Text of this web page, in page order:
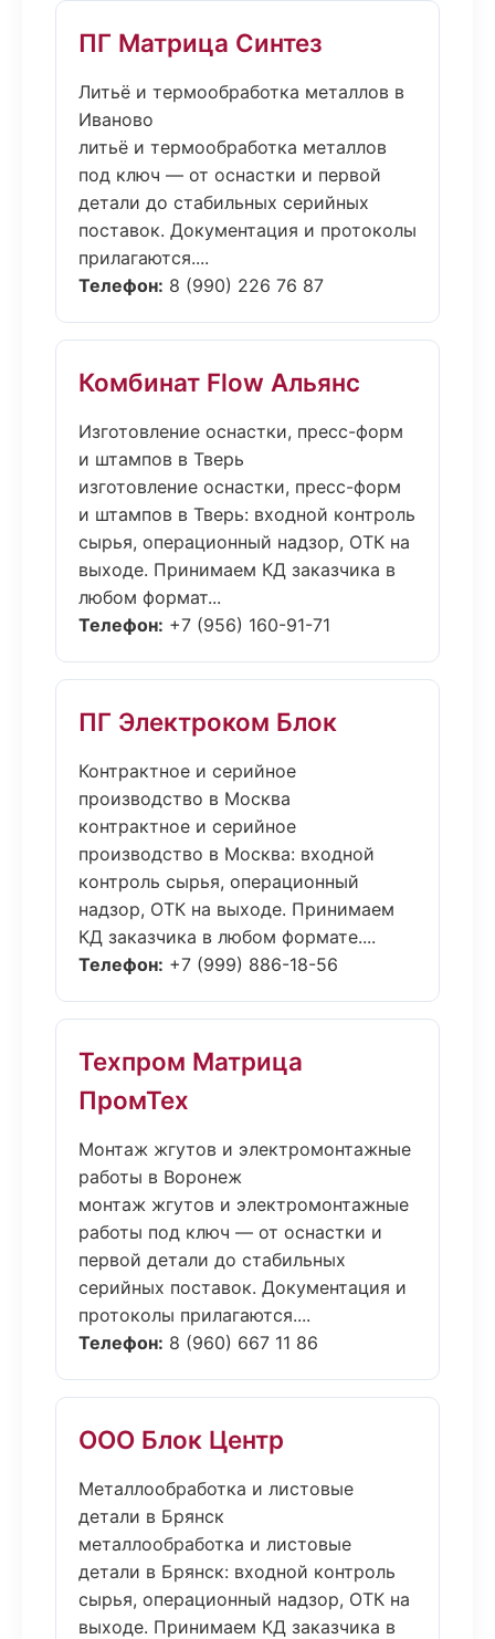
ПГ Матрица Синтез
Литьё и термообработка металлов в
Иваново
литьё и термообработка металлов
под ключ — от оснастки и первой
детали до стабильных серийных
поставок. Документация и протоколы
прилагаются....
Телефон: 8 (990) 226 76 87
Комбинат Flow Альянс
Изготовление оснастки, пресс-форм
и штампов в Тверь
изготовление оснастки, пресс-форм
и штампов в Тверь: входной контроль
сырья, операционный надзор, ОТК на
выходе. Принимаем КД заказчика в
любом формат...
Телефон: +7 (956) 160-91-71
ПГ Электроком Блок
Контрактное и серийное
производство в Москва
контрактное и серийное
производство в Москва: входной
контроль сырья, операционный
надзор, ОТК на выходе. Принимаем
КД заказчика в любом формате....
Телефон: +7 (999) 886-18-56
Техпром Матрица
ПромТех
Монтаж жгутов и электромонтажные
работы в Воронеж
монтаж жгутов и электромонтажные
работы под ключ — от оснастки и
первой детали до стабильных
серийных поставок. Документация и
протоколы прилагаются....
Телефон: 8 (960) 667 11 86
ООО Блок Центр
Металлообработка и листовые
детали в Брянск
металлообработка и листовые
детали в Брянск: входной контроль
сырья, операционный надзор, ОТК на
выходе. Принимаем КД заказчика в